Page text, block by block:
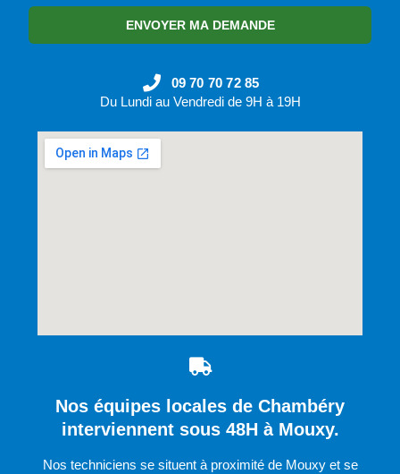
ENVOYER MA DEMANDE
09 70 70 72 85
Du Lundi au Vendredi de 9H à 19H
Nos équipes locales de Chambéry
interviennent sous 48H à Mouxy.
Nos techniciens se situent à proximité de Mouxy et se